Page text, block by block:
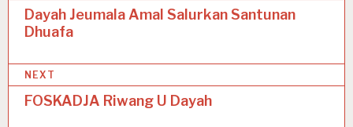
o
t
n
Dayah Jeumala Amal Salurkan Santunan
Dhuafa
NEXT
FOSKADJA Riwang U Dayah